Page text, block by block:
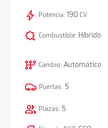
bolt Potencia: 190 CV
comic_bubble Combustible: Híbrido
auto_transmission Cambio: Automático
Puertas: 5
group Plazas: 5